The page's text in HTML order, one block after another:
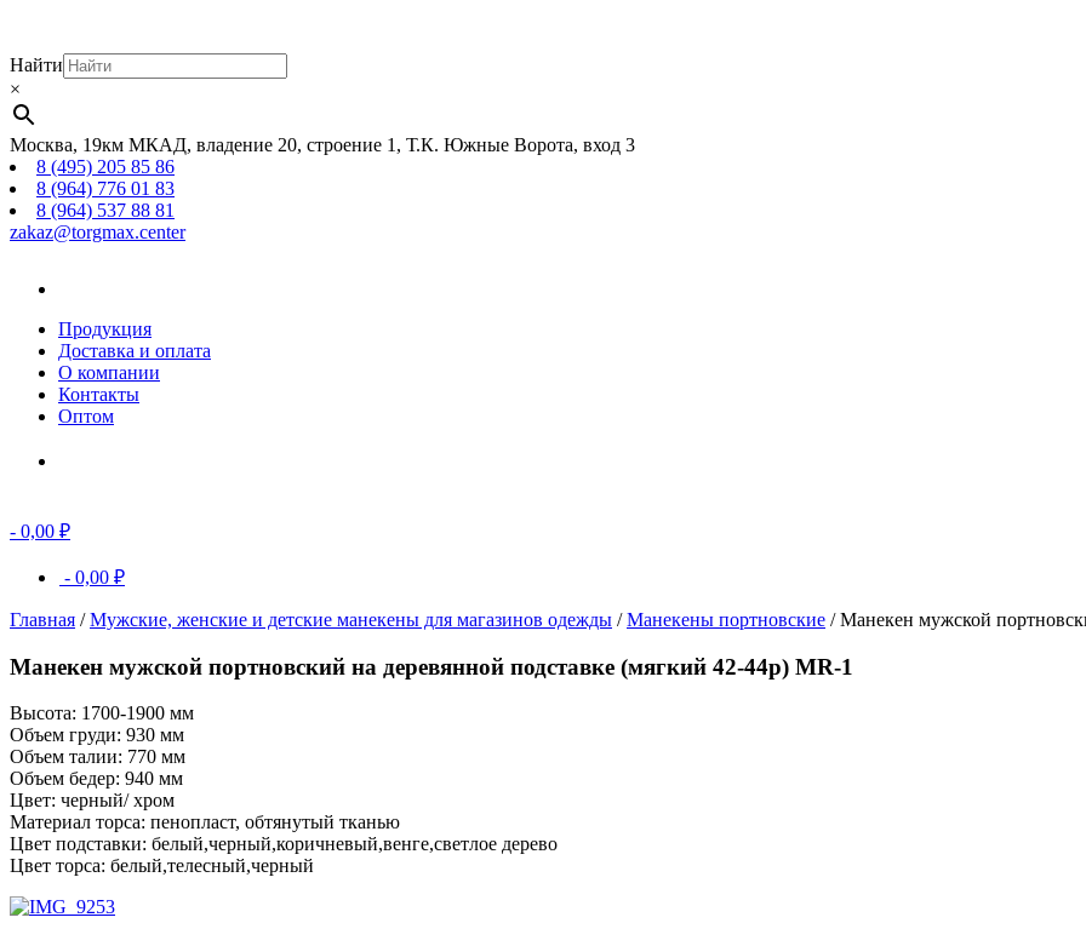
Найти
×
Москва, 19км МКАД, владение 20, строение 1, Т.К. Южные Ворота, вход 3
8 (495) 205 85 86
8 (964) 776 01 83
8 (964) 537 88 81
zakaz@torgmax.center
Продукция
Доставка и оплата
О компании
Контакты
Оптом
- 0,00 ₽
- 0,00 ₽
Главная /Мужские, женские и детские манекены для магазинов одежды /Манекены портновские / Манекен мужской
Манекен мужской портновский на деревянной подставке (мягкий 42-44р) MR-1
Высота: 1700-1900 мм
Объем груди: 930 мм
Объем талии: 770 мм
Объем бедер: 940 мм
Цвет: черный/ хром
Материал торса: пенопласт, обтянутый тканью
Цвет подставки: белый,черный,коричневый,венге,светлое дерево
Цвет торса: белый,телесный,черный